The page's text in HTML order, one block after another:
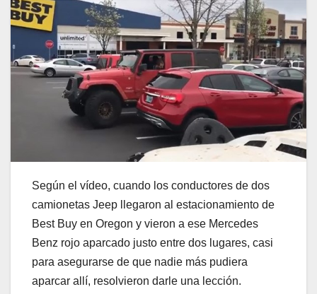
Según el vídeo, cuando los conductores de dos
camionetas Jeep llegaron al estacionamiento de
Best Buy en Oregon y vieron a ese Mercedes
Benz rojo aparcado justo entre dos lugares, casi
para asegurarse de que nadie más pudiera
aparcar allí, resolvieron darle una lección.